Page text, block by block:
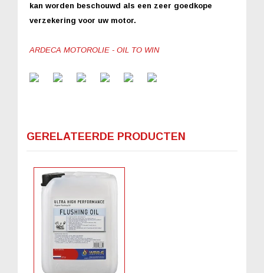
kan worden beschouwd als een zeer goedkope
verzekering voor uw motor.
ARDECA MOTOROLIE - OIL TO WIN
GERELATEERDE PRODUCTEN